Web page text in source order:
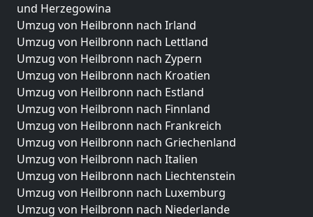
und Herzegowina
Umzug von Heilbronn nach Irland
Umzug von Heilbronn nach Lettland
Umzug von Heilbronn nach Zypern
Umzug von Heilbronn nach Kroatien
Umzug von Heilbronn nach Estland
Umzug von Heilbronn nach Finnland
Umzug von Heilbronn nach Frankreich
Umzug von Heilbronn nach Griechenland
Umzug von Heilbronn nach Italien
Umzug von Heilbronn nach Liechtenstein
Umzug von Heilbronn nach Luxemburg
Umzug von Heilbronn nach Niederlande